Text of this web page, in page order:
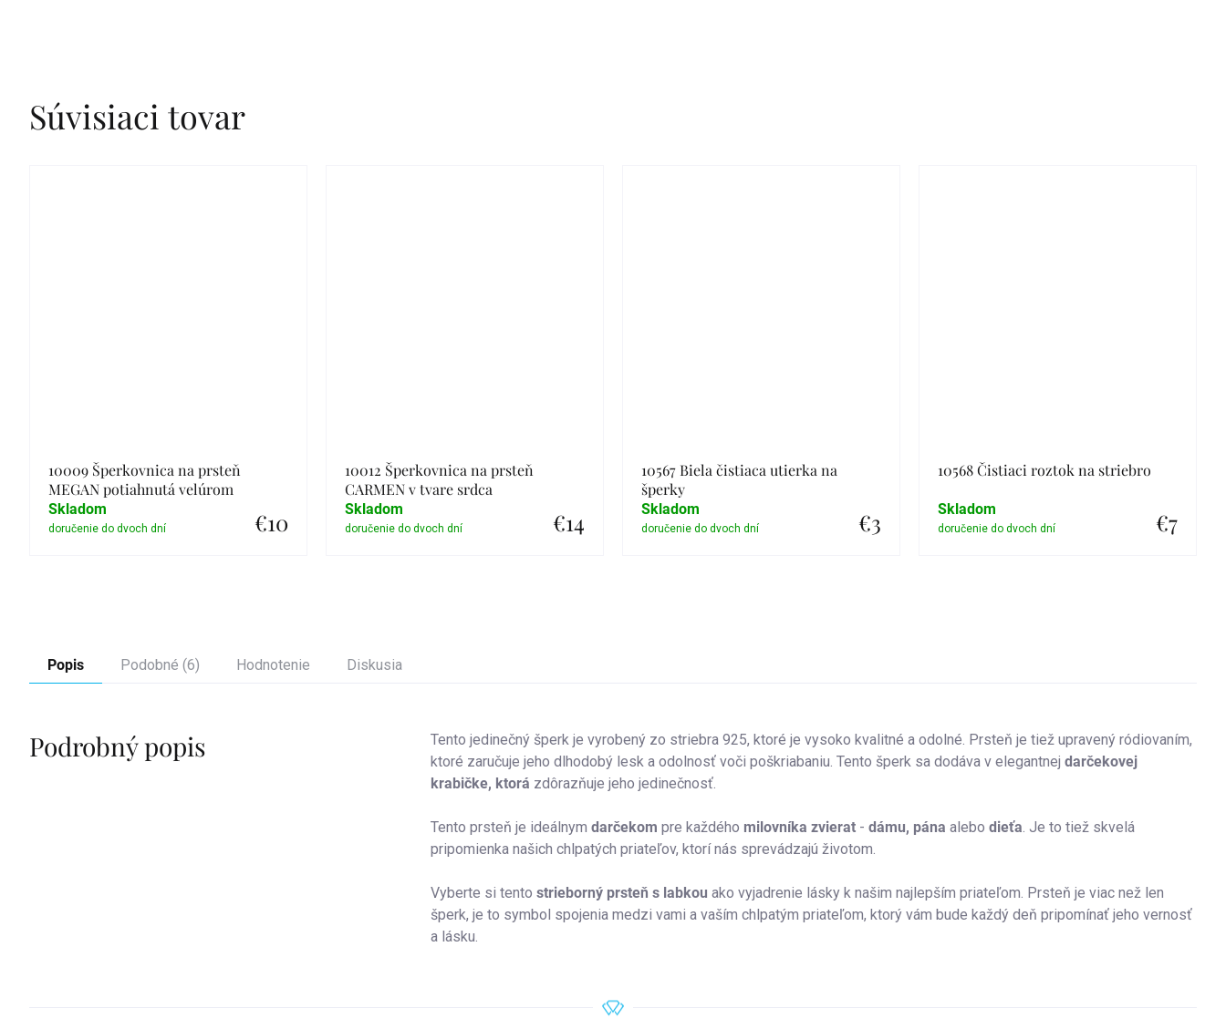
Súvisiaci tovar
10009 Šperkovnica na prsteň
MEGAN potiahnutá velúrom
€10
Skladom
10012 Šperkovnica na prsteň
CARMEN v tvare srdca
€14
Skladom
10567 Biela čistiaca utierka na
šperky
€3
Skladom
10568 Čistiaci roztok na striebro
€7
Skladom
Popis Podobné (6) Hodnotenie Diskusia
Podrobný popis Tento jedinečný šperk je vyrobený zo striebra 925, ktoré je vysoko kvalitné a odolné. Prsteň je tiež upravený ródiovaním,
ktoré zaručuje jeho dlhodobý lesk a odolnosť voči poškriabaniu. Tento šperk sa dodáva v elegantnej darčekovej
krabičke, ktorá zdôrazňuje jeho jedinečnosť.
Tento prsteň je ideálnym darčekom pre každého milovníka zvierat - dámu, pána alebo dieťa . Je to tiež skvelá
pripomienka našich chlpatých priateľov, ktorí nás sprevádzajú životom.
Vyberte si tento strieborný prsteň s labkou ako vyjadrenie lásky k našim najlepším priateľom. Prsteň je viac než len
šperk, je to symbol spojenia medzi vami a vaším chlpatým priateľom, ktorý vám bude každý deň pripomínať jeho vernosť
a lásku.